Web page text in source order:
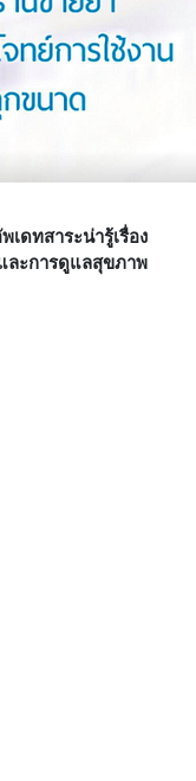
ดทสาระน่ารู้เรื่อง
ละการดูแลสุขภาพ